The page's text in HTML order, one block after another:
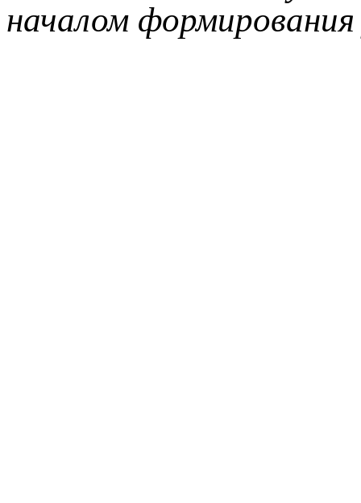
началом